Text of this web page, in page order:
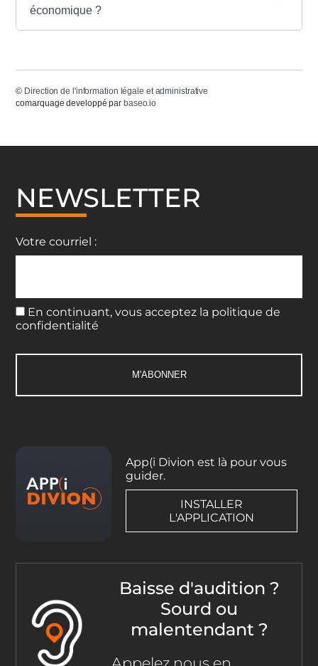
économique ?
© Direction de l'information légale et administrative
comarquage developpé par baseo.io
NEWSLETTER
Votre courriel :
En continuant, vous acceptez la politique de
confidentialité
App(i Divion est là pour vous
guider.
INSTALLER
L'APPLICATION
Baisse d'audition ?
Sourd ou
malentendant ?